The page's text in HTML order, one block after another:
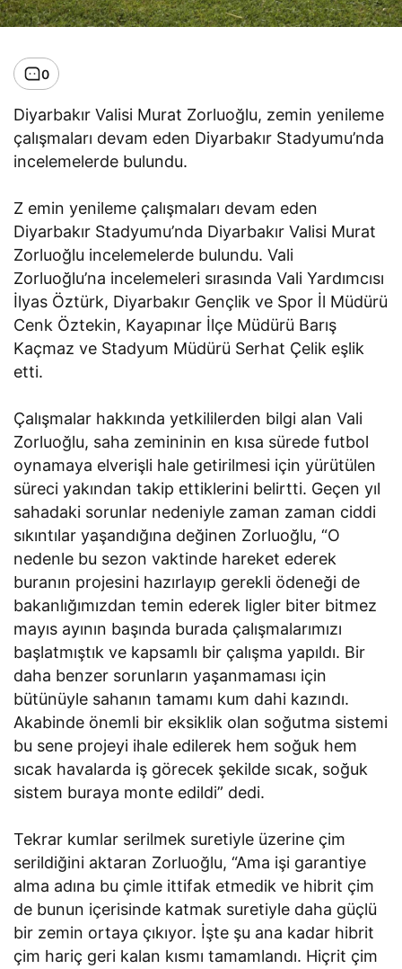
0
Diyarbakır Valisi Murat Zorluoğlu, zemin yenileme
çalışmaları devam eden Diyarbakır Stadyumu’nda
incelemelerde bulundu.
Z emin yenileme çalışmaları devam eden
Diyarbakır Stadyumu’nda Diyarbakır Valisi Murat
Zorluoğlu incelemelerde bulundu. Vali
Zorluoğlu’na incelemeleri sırasında Vali Yardımcısı
İlyas Öztürk, Diyarbakır Gençlik ve Spor İl Müdürü
Cenk Öztekin, Kayapınar İlçe Müdürü Barış
Kaçmaz ve Stadyum Müdürü Serhat Çelik eşlik
etti.
Çalışmalar hakkında yetkililerden bilgi alan Vali
Zorluoğlu, saha zemininin en kısa sürede futbol
oynamaya elverişli hale getirilmesi için yürütülen
süreci yakından takip ettiklerini belirtti. Geçen yıl
sahadaki sorunlar nedeniyle zaman zaman ciddi
sıkıntılar yaşandığına değinen Zorluoğlu, “O
nedenle bu sezon vaktinde hareket ederek
buranın projesini hazırlayıp gerekli ödeneği de
bakanlığımızdan temin ederek ligler biter bitmez
mayıs ayının başında burada çalışmalarımızı
başlatmıştık ve kapsamlı bir çalışma yapıldı. Bir
daha benzer sorunların yaşanmaması için
bütünüyle sahanın tamamı kum dahi kazındı.
Akabinde önemli bir eksiklik olan soğutma sistemi
bu sene projeyi ihale edilerek hem soğuk hem
sıcak havalarda iş görecek şekilde sıcak, soğuk
sistem buraya monte edildi” dedi.
Tekrar kumlar serilmek suretiyle üzerine çim
serildiğini aktaran Zorluoğlu, “Ama işi garantiye
alma adına bu çimle ittifak etmedik ve hibrit çim
de bunun içerisinde katmak suretiyle daha güçlü
bir zemin ortaya çıkıyor. İşte şu ana kadar hibrit
çim hariç geri kalan kısmı tamamlandı. Hiçrit çim